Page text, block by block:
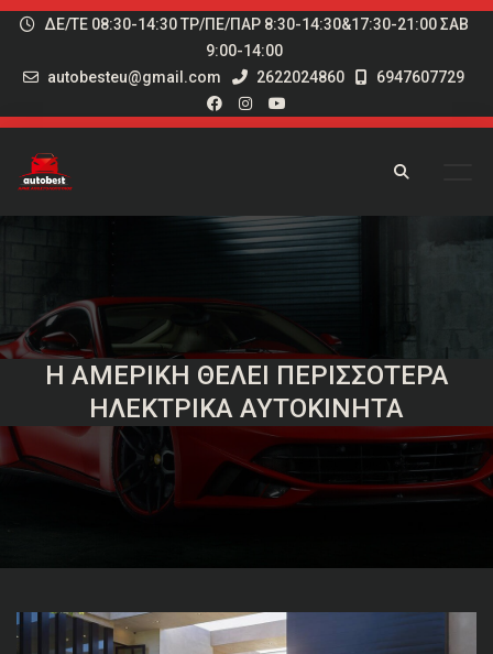
ΔΕ/ΤΕ 08:30-14:30 ΤΡ/ΠΕ/ΠΑΡ 8:30-14:30&17:30-21:00 ΣΑΒ
9:00-14:00
autobesteu@gmail.com
2622024860 6947607729
Η ΑΜΕΡΙΚΉ ΘΈΛΕΙ ΠΕΡΙΣΣΌΤΕΡΑ
ΗΛΕΚΤΡΙΚΆ ΑΥΤΟΚΊΝΗΤΑ